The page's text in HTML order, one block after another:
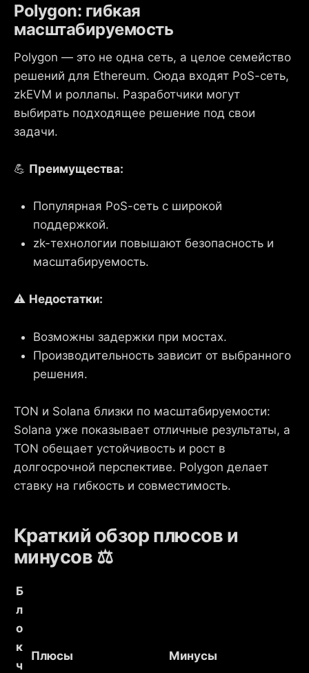
Polygon: гибкая
масштабируемость
Polygon — это не одна сеть, а целое семейство
решений для Ethereum. Сюда входят PoS-сеть,
zkEVM и роллапы. Разработчики могут
выбирать подходящее решение под свои
задачи.
💪 Преимущества:
Популярная PoS-сеть с широкой
поддержкой.
zk-технологии повышают безопасность и
масштабируемость.
⚠️ Недостатки:
Возможны задержки при мостах.
Производительность зависит от выбранного
решения.
TON и Solana близки по масштабируемости:
Solana уже показывает отличные результаты, а
TON обещает устойчивость и рост в
долгосрочной перспективе. Polygon делает
ставку на гибкость и совместимость.
Краткий обзор плюсов и
минусов ⚖️
Б
л
о
к
ч
Плюсы Минусы